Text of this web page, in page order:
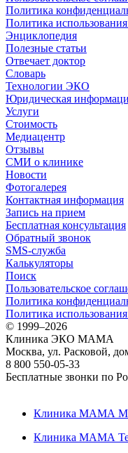
Политика
Политика
Энциклопедия
Полезные статьи
Отвечает доктор
Словарь
Технологии ЭКО
Юридическая
Услуги
Стоимость
Медиацентр
Отзывы
СМИ о клинике
Новости
Фотогалерея
Контактная информация
Запись на прием
Бесплатная консультация
Обратный звонок
SMS-служба
Калькуляторы
Поиск
Пользовательское
Политика
Политика
© 1999–2026
Клиника ЭКО МАМА
Москва, ул. Расковой,
8 800 550-05-33
Бесплатные звонки по
Клиника МАМА
Клиника МАМА